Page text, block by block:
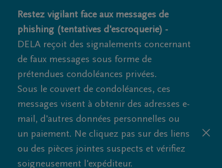
Restez vigilant face aux messages de
phishing (tentatives d'escroquerie) -
DELA reçoit des signalements concernant
de faux messages sous forme de
prétendues condoléances privées.
Sous le couvert de condoléances, ces
messages visent à obtenir des adresses e-
mail, d'autres données personnelles ou
un paiement. Ne cliquez pas sur des liens
ou des pièces jointes suspects et vérifiez
soigneusement l'expéditeur.